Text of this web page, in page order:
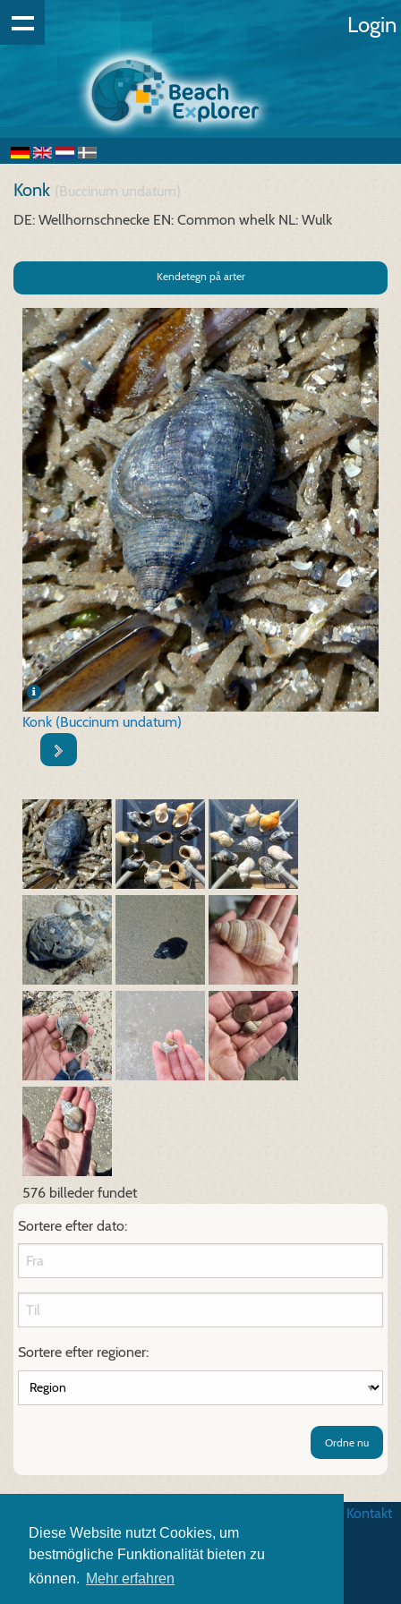
Diese Website nutzt Cookies, um
bestmögliche Funktionalität bieten zu
können. Mehr erfahren
Login
Konk (Buccinum undatum)
DE: Wellhornschnecke EN: Common whelk NL: Wulk
Kendetegn på arter
Konk (Buccinum undatum)
576 billeder fundet
Sortere efter dato:
Sortere efter regioner:
Ordne nu
Kontakt